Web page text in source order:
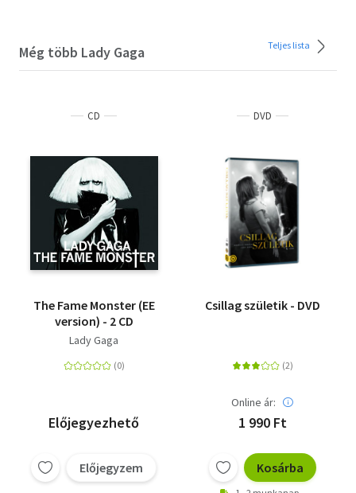
Még több Lady Gaga Teljes lista
CD
The Fame Monster (EE
version) - 2 CD
Lady Gaga
Előjegyezhető
Előjegyzem
DVD
Csillag születik - DVD
Online ár:
1 990 Ft
Kosárba